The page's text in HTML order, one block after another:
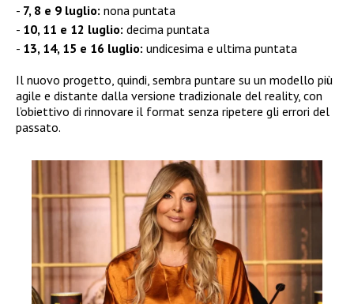
7, 8 e 9 luglio: nona puntata
10, 11 e 12 luglio: decima puntata
13, 14, 15 e 16 luglio: undicesima e ultima puntata
Il nuovo progetto, quindi, sembra puntare su un modello più
agile e distante dalla versione tradizionale del reality, con
l’obiettivo di rinnovare il format senza ripetere gli errori del
passato.